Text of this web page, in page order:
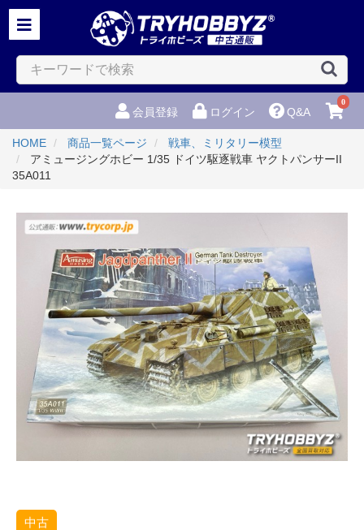
会員登録 ログイン Q&A
0
HOME 商品一覧ページ
戦車、ミリタリー模型
アミュージングホビー 1/35 ドイツ駆逐戦車 ヤクトパンサーII
35A011
中古